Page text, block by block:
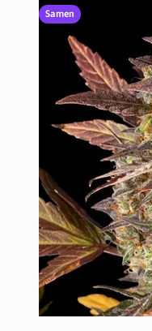
Samen